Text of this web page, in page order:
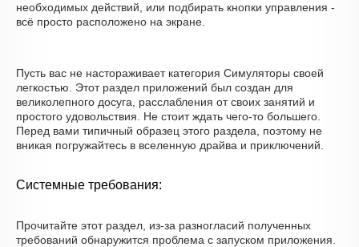
необходимых действий, или подбирать кнопки управления -
всё просто расположено на экране.
Пусть вас не настораживает категория Симуляторы своей
легкостью. Этот раздел приложений был создан для
великолепного досуга, расслабления от своих занятий и
простого удовольствия. Не стоит ждать чего-то большего.
Перед вами типичный образец этого раздела, поэтому не
вникая погружайтесь в вселенную драйва и приключений.
Системные требования:
Прочитайте этот раздел, из-за разногласий полученных
требований обнаружится проблема с запуском приложения.